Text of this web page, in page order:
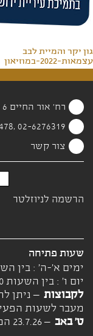
גון יקר והמיית לבב
עצמאות-2022-במוזיאון
רח' אור החיים 6 הרובע היהודי, ירושלים
02-6276319 ,052-4002478
צור קשר
הרשמה לניוזלטר
שעות פתיחה
ימים א'-ה' : בין השעות 10:00
יום ו' : בין השעות 10:00 – 13:00
לקבוצות – ניתן
מעבר לשעות
ט' באב– 23.7.26 המוזיאון סגור